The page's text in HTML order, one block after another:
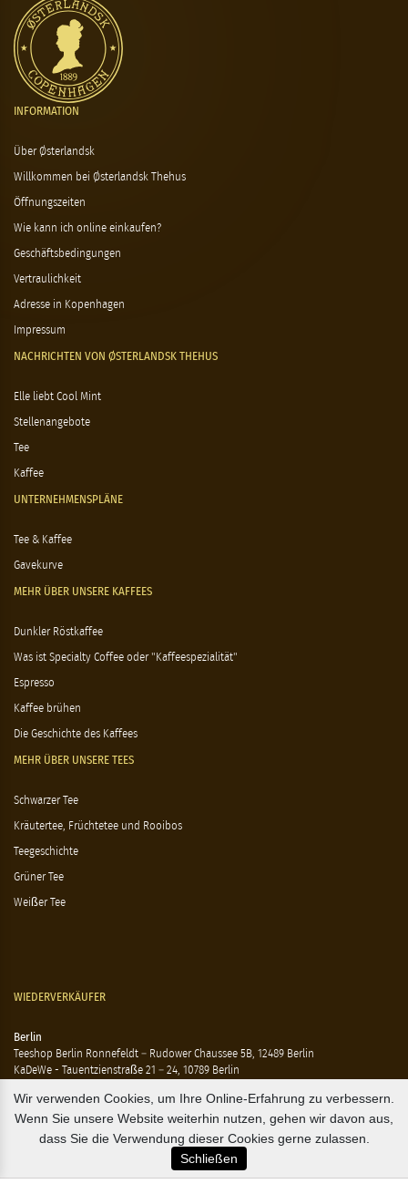
INFORMATION
Über Østerlandsk
Willkommen bei Østerlandsk Thehus
Öffnungszeiten
Wie kann ich online einkaufen?
Geschäftsbedingungen
Vertraulichkeit
Adresse in Kopenhagen
Impressum
NACHRICHTEN VON ØSTERLANDSK THEHUS
Elle liebt Cool Mint
Stellenangebote
Tee
Kaffee
UNTERNEHMENSPLÄNE
Tee & Kaffee
Gavekurve
MEHR ÜBER UNSERE KAFFEES
Dunkler Röstkaffee
Was ist Specialty Coffee oder "Kaffeespezialität"
Espresso
Kaffee brühen
Die Geschichte des Kaffees
MEHR ÜBER UNSERE TEES
Schwarzer Tee
Kräutertee, Früchtetee und Rooibos
Teegeschichte
Grüner Tee
Weißer Tee
WIEDERVERKÄUFER
Berlin
Teeshop Berlin Ronnefeldt – Rudower Chaussee 5B, 12489 Berlin
KaDeWe - Tauentzienstraße 21 – 24, 10789 Berlin
Ting - Rykestraße 41, 10405 Berlin
Flensburg
Marzipan Im Hof – Rote Str. 18-20, 24937 Flensburg
Wir verwenden Cookies, um Ihre Online-Erfahrung zu verbessern.
Wenn Sie unsere Website weiterhin nutzen, gehen wir davon aus,
dass Sie die Verwendung dieser Cookies gerne zulassen.
Schließen